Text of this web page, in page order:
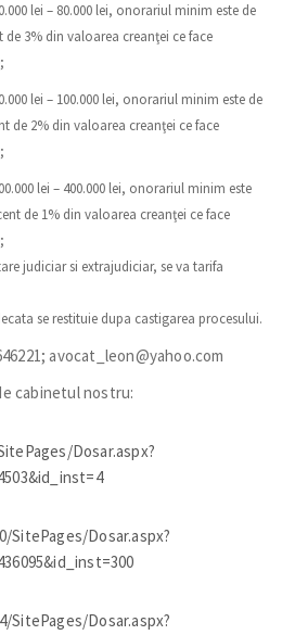
lei – 80.000 lei, onorariul minim este de
de 3% din valoarea creanţei ce face
lei – 100.000 lei, onorariul minim este de
de 2% din valoarea creanţei ce face
lei – 400.000 lei, onorariul minim este
de 1% din valoarea creanţei ce face
judiciar si extrajudiciar, se va tarifa
se restituie dupa castigarea procesului.
avocat_leon@yahoo.com
cabinetul nostru:
Dosar.aspx?
Dosar.aspx?
Dosar.aspx?